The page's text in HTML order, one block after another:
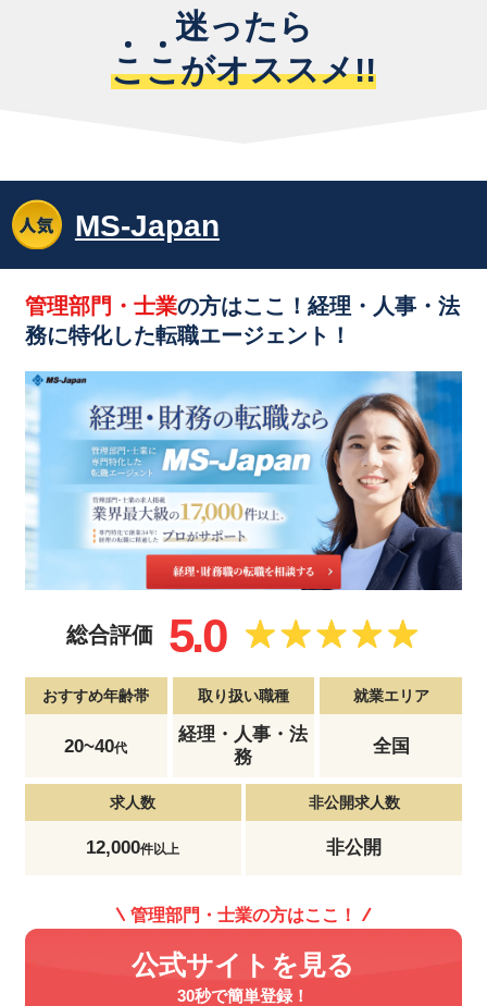
迷ったら
ここがオススメ!!
MS-Japan
管理部門・士業の方はここ！経理・人事・法
務に特化した転職エージェント！
総合評価 5.0
おすすめ年齢帯
20~40代
取り扱い職種
経理・人事・法
務
就業エリア
全国
求人数
12,000件以上
非公開求人数
非公開
管理部門・士業の方はここ！
公式サイトを見る
30秒で簡単登録！